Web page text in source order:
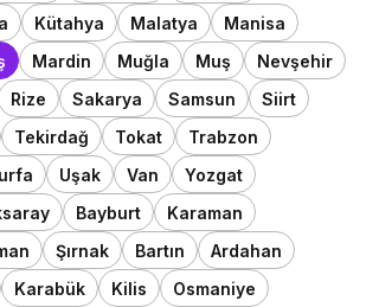
Kütahya Malatya
Manisa
Mardin Muğla Muş
Nevşehir
Rize Sakarya Samsun
Siirt
Tekirdağ Tokat
Trabzon
Uşak Van
Yozgat
Bayburt
Karaman
Şırnak Bartın
Ardahan
Karabük Kilis
Osmaniye